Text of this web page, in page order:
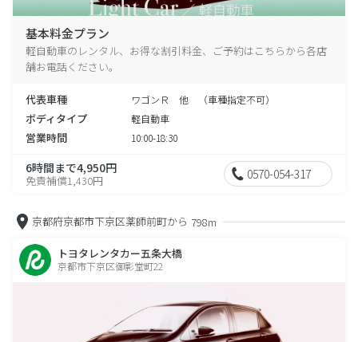
基本料金プラン
軽自動車のレンタル、お得な割引料金、ご予約はこちらから各店
舗お電話ください。
代表車種 ワゴンＲ 他 （車種指定不可）
ボディタイプ 軽自動車
営業時間 10:00-18:30
6時間まで4,950円
免責補償1,430円 0570-054-317
京都府京都市下京区薬師前町から 798m
トヨタレンタカー五条大橋
京都市下京区御影堂町22